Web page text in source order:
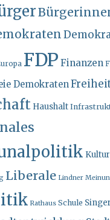
FDP Finanzen
Demokraten
Haushalt
Kultur
Liberale Lindner
Rathaus Schule